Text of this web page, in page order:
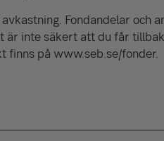
Fondandelar och
är inte säkert att du får
finns på www.seb.se/fonder.